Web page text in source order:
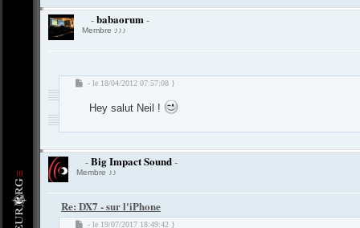
-babaorum-
Membre ♪♪♪
M
a
e
- le 18/04/2012 07:57:08 }
Hey salut Neil !
-Big Impact Sound-
Membre ♪♪
Re: DX7 - sur l'iPhone
M- le 19/07/2017 18:49:42 }